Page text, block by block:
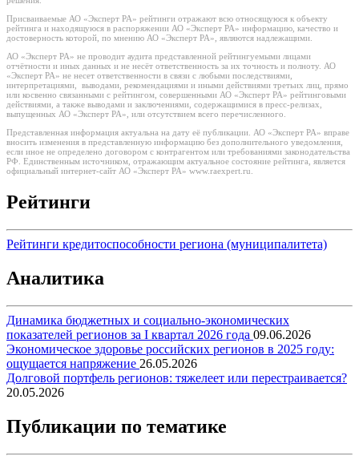
Присваиваемые АО «Эксперт РА» рейтинги отражают всю относящуюся к объекту
рейтинга и находящуюся в распоряжении АО «Эксперт РА» информацию, качество и
достоверность которой, по мнению АО «Эксперт РА», являются надлежащими.
АО «Эксперт РА» не проводит аудита представленной рейтингуемыми лицами
отчётности и иных данных и не несёт ответственность за их точность и полноту. АО
«Эксперт РА» не несет ответственности в связи с любыми последствиями,
интерпретациями, выводами, рекомендациями и иными действиями третьих лиц, прямо
или косвенно связанными с рейтингом, совершенными АО «Эксперт РА» рейтинговыми
действиями, а также выводами и заключениями, содержащимися в пресс-релизах,
выпущенных АО «Эксперт РА», или отсутствием всего перечисленного.
Представленная информация актуальна на дату её публикации. АО «Эксперт РА» вправе
вносить изменения в представленную информацию без дополнительного уведомления,
если иное не определено договором с контрагентом или требованиями законодательства
РФ. Единственным источником, отражающим актуальное состояние рейтинга, является
официальный интернет-сайт АО «Эксперт РА» www.raexpert.ru.
Рейтинги
Рейтинги кредитоспособности региона (муниципалитета)
Аналитика
Динамика бюджетных и социально-экономических
показателей регионов за I квартал 2026 года 09.06.2026
Экономическое здоровье российских регионов в 2025 году:
ощущается напряжение 26.05.2026
Долговой портфель регионов: тяжелеет или перестраивается?
20.05.2026
Публикации по тематике